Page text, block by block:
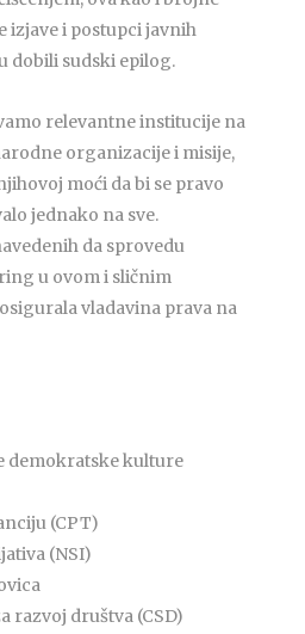
izjave i postupci javnih
dobili sudski epilog.
relevantne institucije na
organizacije i misije,
moći da bi se pravo
jednako na sve.
da sprovedu
u ovom i sličnim
vladavina prava na
demokratske kulture
(CPT)
(NSI)
razvoj društva (CSD)